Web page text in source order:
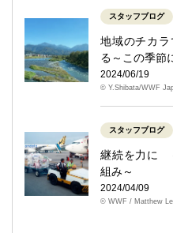
スタッフブログ
地域のチカ
る～この季節
2024/06/19
© Y.Shibata/WWF
スタッフブログ
継続を力に
組み～
2024/04/09
© WWF / Matthew